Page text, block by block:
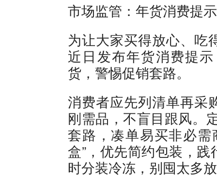
市场监管：年货消费提
为让大家买得放心、吃
近日发布年货消费提
货，警惕促销套路。
消费者应先列清单再采
刚需品，不盲目跟风。
套路，凑单易买非必
盒”，优先简约包装，
时分装冷冻，别囤太多